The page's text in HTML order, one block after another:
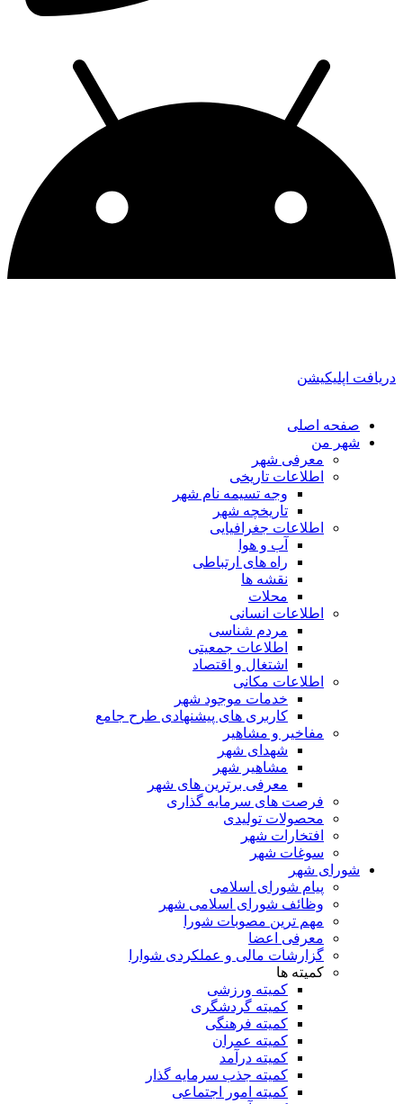
اپلیکیشن
صفحه اصلی
شهر من
معرفی شهر
اطلاعات تاریخی
وجه تسیمه نام شهر
تاریخچه شهر
اطلاعات جغرافیایی
آب و هوا
راه های ارتباطی
نقشه ها
محلات
اطلاعات انسانی
مردم شناسی
اطلاعات جمعیتی
اشتغال و اقتصاد
اطلاعات مکانی
خدمات موجود شهر
کاربری های پیشنهادی طرح جامع
مفاخیر و مشاهیر
شهدای شهر
مشاهیر شهر
معرفی برترین های شهر
فرصت های سرمایه گذاری
محصولات تولیدی
افتخارات شهر
سوغات شهر
شورای شهر
پیام شورای اسلامی
وظائف شورای اسلامی شهر
مهم ترین مصوبات شورا
معرفی اعضا
گزارشات مالی و عملکردی شوارا
کمیته ها
کمیته ورزشی
کمیته گردشگری
کمیته فرهنگی
کمیته عمران
کمیته درآمد
کمیته جذب سرمایه گذار
کمیته امور اجتماعی